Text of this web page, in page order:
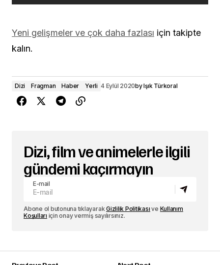
Yeni gelişmeler ve çok daha fazlası için takipte
kalın.
Dizi Fragman Haber Yerli 4 Eylül 2020byIşık Türkoral
Dizi, film ve animelerle ilgili
gündemi kaçırmayın
E-mail
Abone ol butonuna tıklayarakGizlilik Politikası ve Kullanım
Koşulları için onay vermiş sayılırsınız.